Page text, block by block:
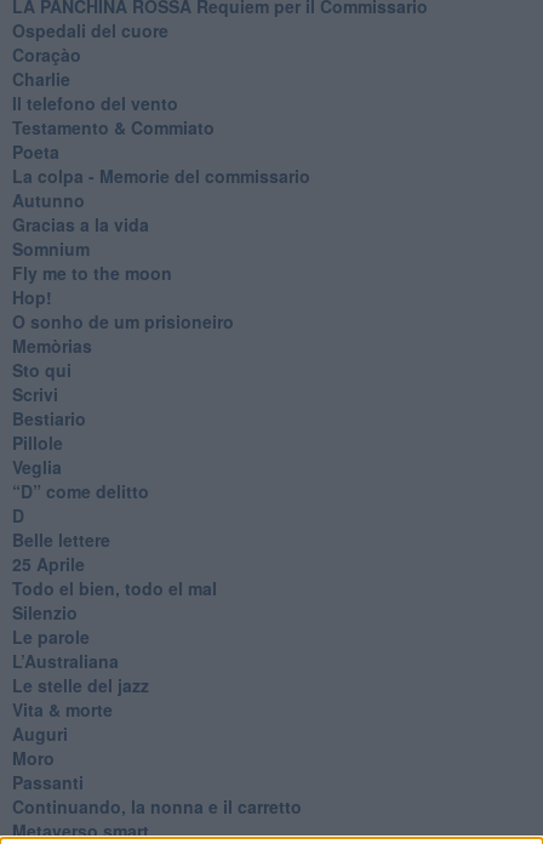
​LA PANCHINA ROSSA Requiem per il Commissario
Ospedali del cuore
Coraçào
Charlie
Il telefono del vento
Testamento & Commiato
Poeta
​La colpa - Memorie del commissario
Autunno
Gracias a la vida
Somnium
Fly me to the moon
Hop!
O sonho de um prisioneiro
Memòrias
Sto qui
Scrivi
Bestiario
Pillole
Veglia
​“D” come delitto
D
Belle lettere
25 Aprile
Todo el bien, todo el mal
Silenzio
Le parole
​L’Australiana
Le stelle del jazz
Vita & morte
Auguri
Moro
Passanti
Continuando, la nonna e il carretto
Metaverso smart